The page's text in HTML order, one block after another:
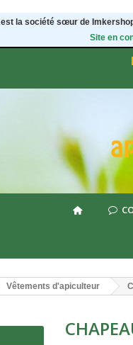
est la société sœur de
Site en
Vêtements d'apiculteur